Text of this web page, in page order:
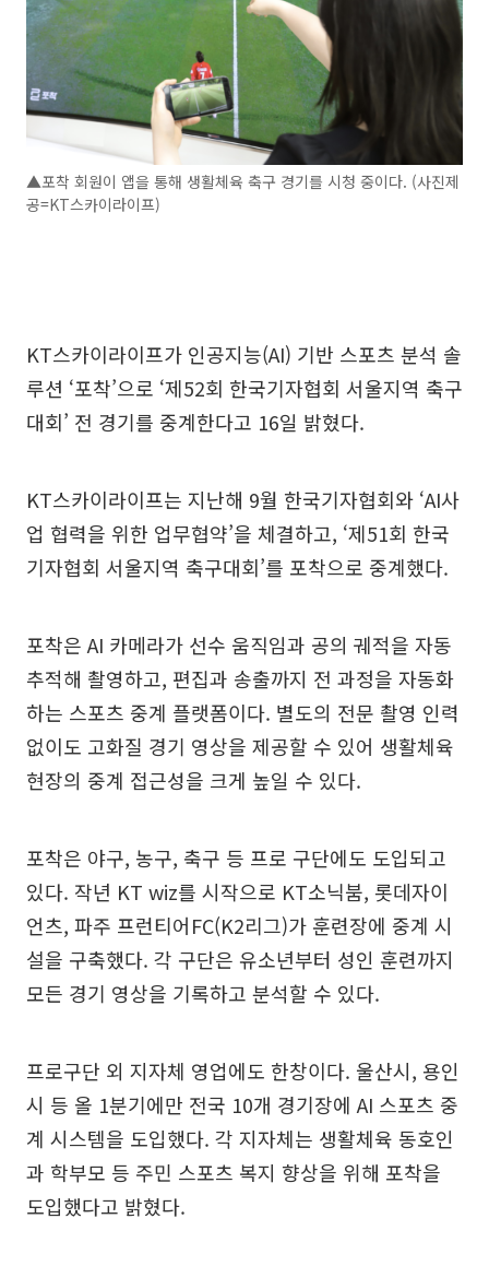
▲포착 회원이 앱을 통해 생활체육 축구 경기를 시청 중이다. (사진제
공=KT스카이라이프)
KT스카이라이프가 인공지능(AI) 기반 스포츠 분석 솔
루션 ‘포착’으로 ‘제52회 한국기자협회 서울지역 축구
대회’ 전 경기를 중계한다고 16일 밝혔다.
KT스카이라이프는 지난해 9월 한국기자협회와 ‘AI사
업 협력을 위한 업무협약’을 체결하고, ‘제51회 한국
기자협회 서울지역 축구대회’를 포착으로 중계했다.
포착은 AI 카메라가 선수 움직임과 공의 궤적을 자동
추적해 촬영하고, 편집과 송출까지 전 과정을 자동화
하는 스포츠 중계 플랫폼이다. 별도의 전문 촬영 인력
없이도 고화질 경기 영상을 제공할 수 있어 생활체육
현장의 중계 접근성을 크게 높일 수 있다.
포착은 야구, 농구, 축구 등 프로 구단에도 도입되고
있다. 작년 KT wiz를 시작으로 KT소닉붐, 롯데자이
언츠, 파주 프런티어FC(K2리그)가 훈련장에 중계 시
설을 구축했다. 각 구단은 유소년부터 성인 훈련까지
모든 경기 영상을 기록하고 분석할 수 있다.
프로구단 외 지자체 영업에도 한창이다. 울산시, 용인
시 등 올 1분기에만 전국 10개 경기장에 AI 스포츠 중
계 시스템을 도입했다. 각 지자체는 생활체육 동호인
과 학부모 등 주민 스포츠 복지 향상을 위해 포착을
도입했다고 밝혔다.